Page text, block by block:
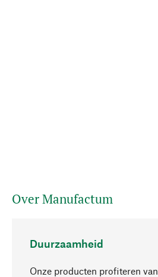
Over Manufactum
Duurzaamheid
Onze producten profiteren van